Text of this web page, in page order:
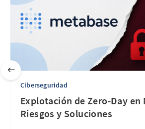
Ciberseguridad
Explotación de Zero-Day en
Riesgos y Soluciones